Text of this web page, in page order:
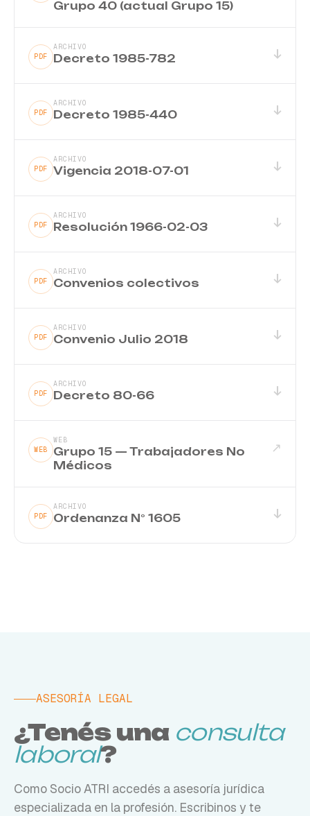
Grupo 40 (actual Grupo 15)
PDF
ARCHIVO
Decreto 1985-782 ↓
PDF
ARCHIVO
Decreto 1985-440 ↓
PDF
ARCHIVO
Vigencia 2018-07-01 ↓
PDF
ARCHIVO
Resolución 1966-02-03 ↓
PDF
ARCHIVO
Convenios colectivos ↓
PDF
ARCHIVO
Convenio Julio 2018 ↓
PDF
ARCHIVO
Decreto 80-66 ↓
WEB
WEB
Grupo 15 — Trabajadores No
Médicos
↗
PDF
ARCHIVO
Ordenanza N° 1605 ↓
ASESORÍA LEGAL
¿Tenés una consulta
laboral?
Como Socio ATRI accedés a asesoría jurídica
especializada en la profesión. Escribinos y te